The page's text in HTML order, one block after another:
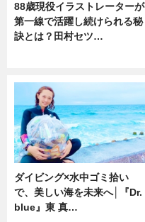
88歳現役イラストレーターが
第一線で活躍し続けられる秘
訣とは？田村セツ…
ダイビング×水中ゴミ拾い
で、美しい海を未来へ│『Dr.
blue』東 真…